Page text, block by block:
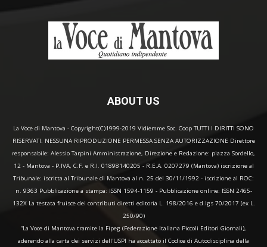
ABOUT US
La Voce di Mantova - Copyright(C)1999-2019 Vidiemme Soc. Coop TUTTI I DIRITTI SONO
RISERVATI. NESSUNA RIPRODUZIONE PERMESSA SENZA AUTORIZZAZIONE Direttore
responsabile: Alessio Tarpini Amministrazione, Direzione e Redazione: piazza Sordello,
12 - Mantova - P.IVA, C.F. e R.I. 01898140205 - R.E.A. 0207279 (Mantova) iscrizione al
Tribunale: iscritta al Tribunale di Mantova al n. 25 del 30/11/1992 - iscrizione al ROC:
n. 9363 Pubblicazione a stampa: ISSN 1594-1159 - Pubblicazione online: ISSN 2465-
132X La testata fruisce dei contributi diretti editoria L. 198/2016 e d.lgs 70/2017 (ex L.
250/90)
“La Voce di Mantova tramite la Fipeg (Federazione Italiana Piccoli Editori Giornali),
aderendo alla carta dei servizi dell'USPI ha accettato il Codice di Autodisciplina della